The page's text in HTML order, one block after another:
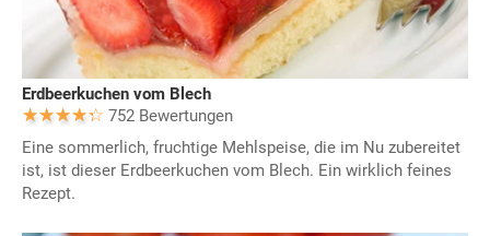
Erdbeerkuchen vom Blech
752 Bewertungen
Eine sommerlich, fruchtige Mehlspeise, die im Nu zubereitet
ist, ist dieser Erdbeerkuchen vom Blech. Ein wirklich feines
Rezept.